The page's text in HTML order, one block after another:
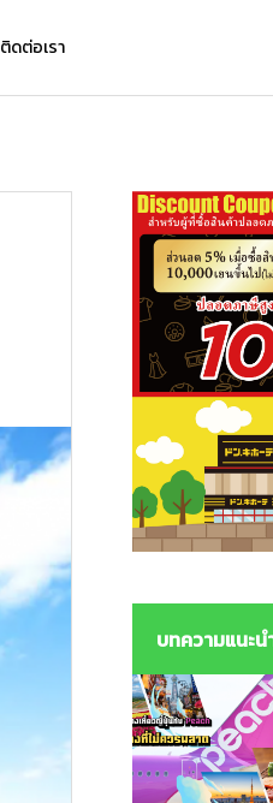
ติดต่อเรา
“อาหารเกียวโต ซากุราอิ
ล์อาริมะ (Hon Maguro
องกินญี่ปุ่นรสละมุน เปิดปุ๊
งมื้อเร่งด่วนและของฝาก
2026.01.28
สัมผัสความงดงามระดับโ
ว “ภูเขาฮาโกดาเตะ” พ
กอินห้ามพลาด!
2026.08.03
“อาหารเกียวโต ซากุราอิ
ล์อาริมะ (Hon Maguro
องกินญี่ปุ่นรสละมุน เปิดปุ๊
งมื้อเร่งด่วนและของฝาก
2026.01.28
บทความแนะน